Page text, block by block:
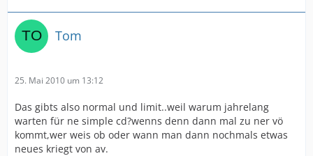
Tom
25. Mai 2010 um 13:12
Das gibts also normal und limit..weil warum jahrelang
warten für ne simple cd?wenns denn dann mal zu ner vö
kommt,wer weis ob oder wann man dann nochmals etwas
neues kriegt von av.